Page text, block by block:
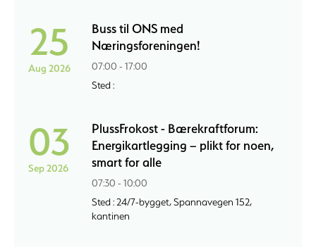
25
Aug 2026
Buss til ONS med
Næringsforeningen!
07:00 - 17:00
Sted :
03
Sep 2026
PlussFrokost - Bærekraftforum:
Energikartlegging – plikt for noen,
smart for alle
07:30 - 10:00
Sted : 24/7-bygget, Spannavegen 152,
kantinen